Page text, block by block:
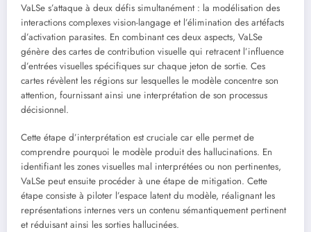
VaLSe s’attaque à deux défis simultanément : la modélisation des
interactions complexes vision-langage et l’élimination des artéfacts
d’activation parasites. En combinant ces deux aspects, VaLSe
génère des cartes de contribution visuelle qui retracent l’influence
d’entrées visuelles spécifiques sur chaque jeton de sortie. Ces
cartes révèlent les régions sur lesquelles le modèle concentre son
attention, fournissant ainsi une interprétation de son processus
décisionnel.
Cette étape d’interprétation est cruciale car elle permet de
comprendre pourquoi le modèle produit des hallucinations. En
identifiant les zones visuelles mal interprétées ou non pertinentes,
VaLSe peut ensuite procéder à une étape de mitigation. Cette
étape consiste à piloter l’espace latent du modèle, réalignant les
représentations internes vers un contenu sémantiquement pertinent
et réduisant ainsi les sorties hallucinées.